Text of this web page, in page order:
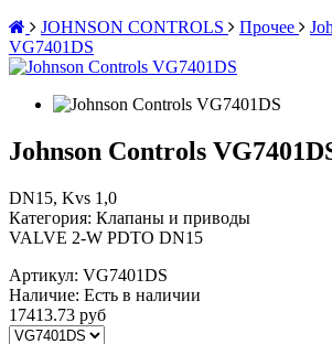
JOHNSON CONTROLS
Прочее
VG7401DS
Johnson Controls
DN15, Kvs 1,0
Категория: Клапаны и приводы
VALVE 2-W PDTO DN15
Артикул: VG7401DS
Наличие: Есть в наличии
17413.73 руб